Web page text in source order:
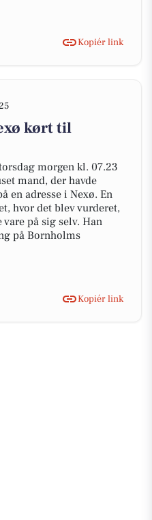
Kopiér link
kørt til
morgen kl. 07.23
mand, der havde
en adresse i Nexø. En
hvor det blev vurderet,
på sig selv. Han
på Bornholms
Kopiér link